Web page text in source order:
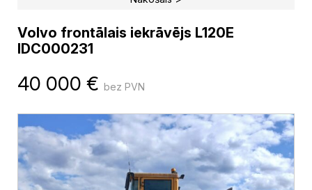
Volvo frontālais iekrāvējs L120E
IDC000231
40 000 € bez PVN